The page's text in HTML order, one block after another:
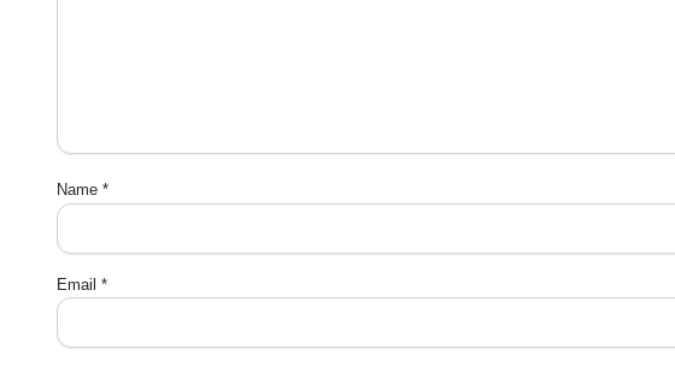
Name *
Email *